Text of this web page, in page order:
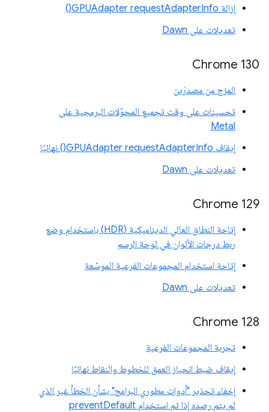
إزالة GPUAdapter requestAdapterInfo()
تعديلات على Dawn
Chrome 130
المزج من مصدرَين
تحسينات على وقت تجميع المحوّلات البرمجية على
Metal
إيقاف GPUAdapter requestAdapterInfo() نهائيًا
تعديلات على Dawn
Chrome 129
إتاحة النطاق العالي الديناميكية (HDR) باستخدام وضع
ربط درجات الألوان في لوحة الرسم
إتاحة استخدام المجموعات الفرعية الموسّعة
تعديلات على Dawn
Chrome 128
تجربة المجموعات الفرعية
إيقاف ضبط انحياز العمق للخطوط والنقاط نهائيًا
إخفاء تحذير "أدوات مطوري البرامج" بشأن الخطأ غير الذي
لم يتم رصده إذا تم استخدام preventDefault